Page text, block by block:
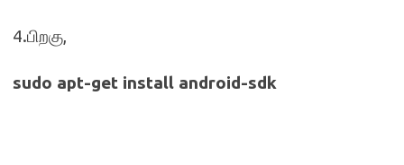
4.பிறகு,
sudo apt-get install android-sdk